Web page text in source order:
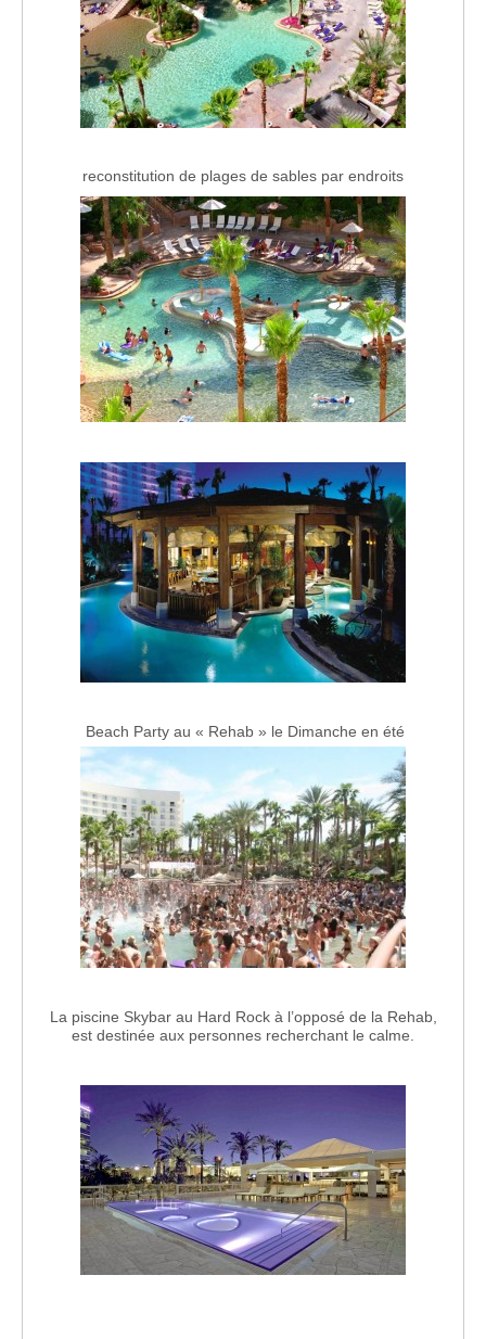
reconstitution de plages de sables par endroits
Beach Party au « Rehab » le Dimanche en été
La piscine Skybar au Hard Rock à l’opposé de la Rehab,
est destinée aux personnes recherchant le calme.